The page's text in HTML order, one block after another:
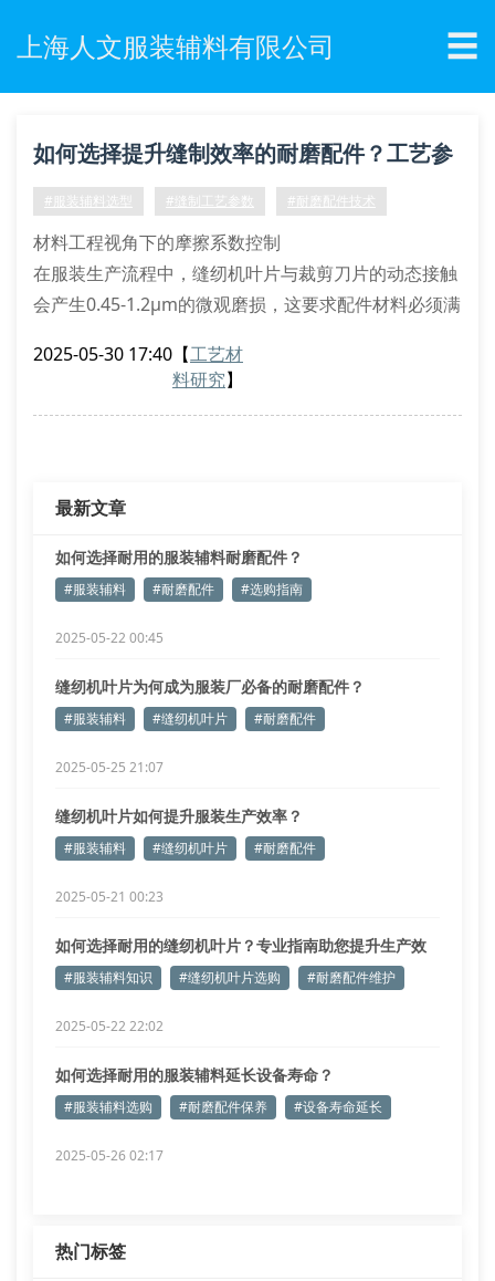
上海人文服装辅料有限公司 ☰
如何选择提升缝制效率的耐磨配件？工艺参
数全解析
#服装辅料选型 #缝制工艺参数 #耐磨配件技术
材料工程视角下的摩擦系数控制
在服装生产流程中，缝纫机叶片与裁剪刀片的动态接触
会产生0.45-1.2μm的微观磨损，这要求配件材料必须满
复合涂层技术，采用等离子转移弧工艺实现3μm梯度沉
2025-05-30 17:40 【工艺材
料研究】
最新文章
如何选择耐用的服装辅料耐磨配件？
#服装辅料 #耐磨配件 #选购指南
2025-05-22 00:45
缝纫机叶片为何成为服装厂必备的耐磨配件？
#服装辅料 #缝纫机叶片 #耐磨配件
2025-05-25 21:07
缝纫机叶片如何提升服装生产效率？
#服装辅料 #缝纫机叶片 #耐磨配件
2025-05-21 00:23
如何选择耐用的缝纫机叶片？专业指南助您提升生产效
率#服装辅料知识 #缝纫机叶片选购 #耐磨配件维护
2025-05-22 22:02
如何选择耐用的服装辅料延长设备寿命？
#服装辅料选购 #耐磨配件保养 #设备寿命延长
2025-05-26 02:17
热门标签